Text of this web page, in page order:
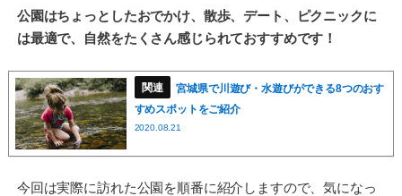
公園はちょっとしたおでかけ、散歩、デート、ピクニックに
は最適で、自然をたくさん感じられておすすめです！
宮城県で川遊び・水遊びができる8つのおす
すめスポットをご紹介
2020.08.21
今回は実際に訪れた公園を順番に紹介しますので、気になっ